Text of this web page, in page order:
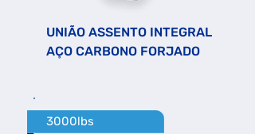
UNIÃO ASSENTO INTEGRAL
AÇO CARBONO FORJADO
3000lbs